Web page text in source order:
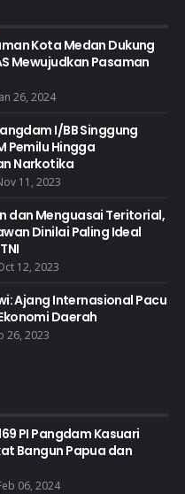
Kota Medan Dukung
Mewujudkan Pasaman
26, 2024
I/BB Singgung
Pemilu Hingga
Narkotika
11, 2023
dan Menguasai Teritorial,
Dinilai Paling Ideal
12, 2023
Ajang Internasional Pacu
Daerah
26, 2023
PI Pangdam Kasuari
Bangun Papua dan
06, 2024